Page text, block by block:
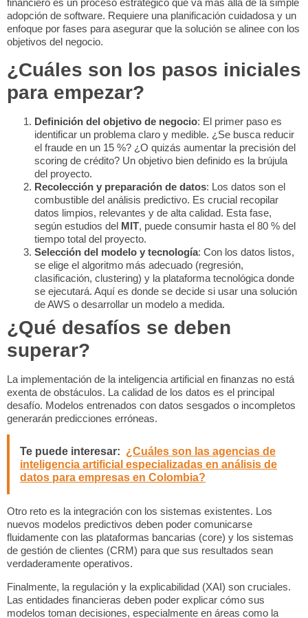
financiero es un proceso estratégico que va más allá de la simple
adopción de software. Requiere una planificación cuidadosa y un
enfoque por fases para asegurar que la solución se alinee con los
objetivos del negocio.
¿Cuáles son los pasos iniciales
para empezar?
Definición del objetivo de negocio: El primer paso es
identificar un problema claro y medible. ¿Se busca reducir
el fraude en un 15 %? ¿O quizás aumentar la precisión del
scoring de crédito? Un objetivo bien definido es la brújula
del proyecto.
Recolección y preparación de datos: Los datos son el
combustible del análisis predictivo. Es crucial recopilar
datos limpios, relevantes y de alta calidad. Esta fase,
según estudios del MIT, puede consumir hasta el 80 % del
tiempo total del proyecto.
Selección del modelo y tecnología: Con los datos listos,
se elige el algoritmo más adecuado (regresión,
clasificación, clustering) y la plataforma tecnológica donde
se ejecutará. Aquí es donde se decide si usar una solución
de AWS o desarrollar un modelo a medida.
¿Qué desafíos se deben
superar?
La implementación de la inteligencia artificial en finanzas no está
exenta de obstáculos. La calidad de los datos es el principal
desafío. Modelos entrenados con datos sesgados o incompletos
generarán predicciones erróneas.
Te puede interesar: ¿Cuáles son las agencias de
inteligencia artificial especializadas en análisis de
datos para empresas en Colombia?
Otro reto es la integración con los sistemas existentes. Los
nuevos modelos predictivos deben poder comunicarse
fluidamente con las plataformas bancarias (core) y los sistemas
de gestión de clientes (CRM) para que sus resultados sean
verdaderamente operativos.
Finalmente, la regulación y la explicabilidad (XAI) son cruciales.
Las entidades financieras deben poder explicar cómo sus
modelos toman decisiones, especialmente en áreas como la